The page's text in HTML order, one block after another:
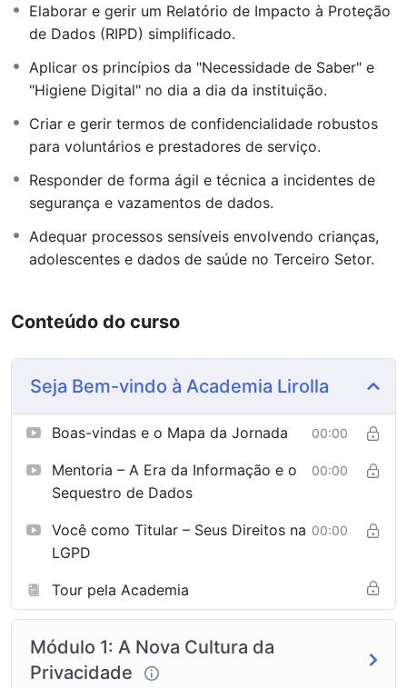
Dados de Beneficiários: O cuidado especial com
dados sensíveis em projetos sociais.
Transparência e Prestação de
Contas:Equilibrando a publicidade das ações
com o sigilo dos dados.
Parcerias Públicas e Privadas:Requisitos de
proteção de dados em convênios e editais.
Benefícios para a Instituição:
Credibilidade com Mantenedores:Empresas
da sua ONG contra vazamentos de dados.
Habilitação para Editais: Esteja pronto para os
novos requisitos jurídicos de fomento e parcerias.
e financeiras das organizações sem fins lucrativos.
Elaborar e gerir um Relatório de Impacto à Proteção
de Dados (RIPD) simplificado.
Aplicar os princípios da "Necessidade de Saber" e
"Higiene Digital" no dia a dia da instituição.
Criar e gerir termos de confidencialidade robustos
para voluntários e prestadores de serviço.
Responder de forma ágil e técnica a incidentes de
segurança e vazamentos de dados.
Adequar processos sensíveis envolvendo crianças,
adolescentes e dados de saúde no Terceiro Setor.
Conteúdo do curso
Seja Bem-vindo à Academia Lirolla
Boas-vindas e o Mapa da Jornada 00:00
Mentoria – A Era da Informação e o
Sequestro de Dados
00:00
Você como Titular – Seus Direitos na
LGPD
00:00
Tour pela Academia
Módulo 1: A Nova Cultura da
Privacidade